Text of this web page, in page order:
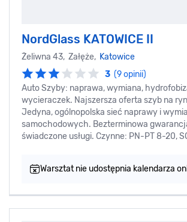
NordGlass KATOWICE II
Żeliwna 43, Załęże, Katowice
3 (9 opinii)
Auto Szyby: naprawa, wymiana,
wycieraczek. Najszersza oferta szyb na
Jedyna, ogólnopolska sieć naprawy i
samochodowych. Bezterminowa
świadczone usługi. Czynne: PN-PT 8-20,
Warsztat nie udostępnia kalendarza